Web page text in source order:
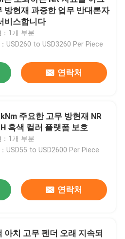
방현재 과중한 업무 반대론자
비스합니다
：1개 부분
USD260 to USD3260 Per Piece
연락처
주요한 고무 방현재 NR
흑색 컬러 플랫폼 보호
：1개 부분
USD55 to USD2600 Per Piece
연락처
아치 고무 펜더 오래 지속되